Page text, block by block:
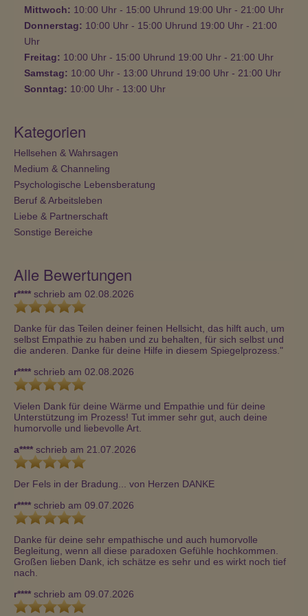
Mittwoch: 10:00 Uhr - 15:00 Uhrund 19:00 Uhr - 21:00 Uhr
Donnerstag: 10:00 Uhr - 15:00 Uhrund 19:00 Uhr - 21:00
Uhr
Freitag: 10:00 Uhr - 15:00 Uhrund 19:00 Uhr - 21:00 Uhr
Samstag: 10:00 Uhr - 13:00 Uhrund 19:00 Uhr - 21:00 Uhr
Sonntag: 10:00 Uhr - 13:00 Uhr
Kategorien
Hellsehen & Wahrsagen
Medium & Channeling
Psychologische Lebensberatung
Beruf & Arbeitsleben
Liebe & Partnerschaft
Sonstige Bereiche
Alle Bewertungen
r**** schrieb am 02.08.2026
Danke für das Teilen deiner feinen Hellsicht, das hilft auch, um
selbst Empathie zu haben und zu behalten, für sich selbst und
die anderen. Danke für deine Hilfe in diesem Spiegelprozess."
r**** schrieb am 02.08.2026
Vielen Dank für deine Wärme und Empathie und für deine
Unterstützung im Prozess! Tut immer sehr gut, auch deine
humorvolle und liebevolle Art.
a**** schrieb am 21.07.2026
Der Fels in der Bradung... von Herzen DANKE
r**** schrieb am 09.07.2026
Danke für deine sehr empathische und auch humorvolle
Begleitung, wenn all diese paradoxen Gefühle hochkommen.
Großen lieben Dank, ich schätze es sehr und es wirkt noch tief
nach.
r**** schrieb am 09.07.2026